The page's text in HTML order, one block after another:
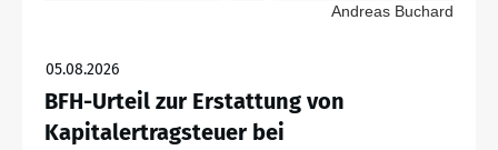
Andreas Buchard
05.08.2026
BFH-Urteil zur Erstattung von
Kapitalertragsteuer bei